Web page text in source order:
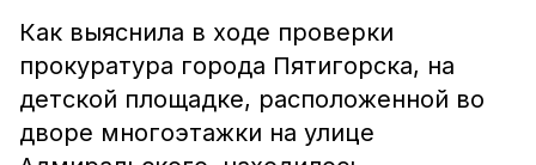
Как выяснила в ходе проверки
прокуратура города Пятигорска, на
детской площадке, расположенной во
дворе многоэтажки на улице